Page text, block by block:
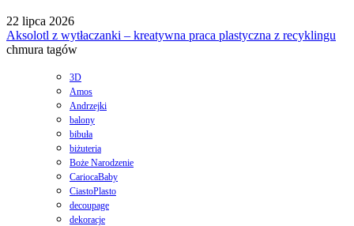
22 lipca 2026
Aksolotl z wytłaczanki – kreatywna praca plastyczna z recyklingu
chmura tagów
3D
Amos
Andrzejki
balony
bibuła
biżuteria
Boże Narodzenie
CariocaBaby
CiastoPlasto
decoupage
dekoracje